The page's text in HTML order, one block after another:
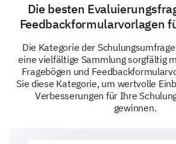
Yes No Not
Can you provide a brief
of how you have used or
knowledge gained in your work
Die besten
Feedbackformularvorlagen
Die Kategorie der
eine vielfältige Sammlung sorgfältig
Fragebögen und
Sie diese Kategorie, um wertvolle
Verbesserungen für Ihre
gewinnen.